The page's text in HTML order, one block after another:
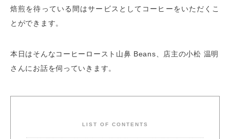
焙煎を待っている間はサービスとしてコーヒーをいただくこ
とができます。
本日はそんなコーヒーロースト山鼻 Beans、店主の小松 温明
さんにお話を伺っていきます。
LIST OF CONTENTS